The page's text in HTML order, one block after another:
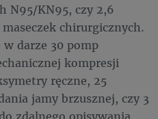
N95/KN95, czy 2,6
chirurgicznych.
w darze 30 pomp
kompresji
ręczne, 25
jamy brzusznej, czy 3